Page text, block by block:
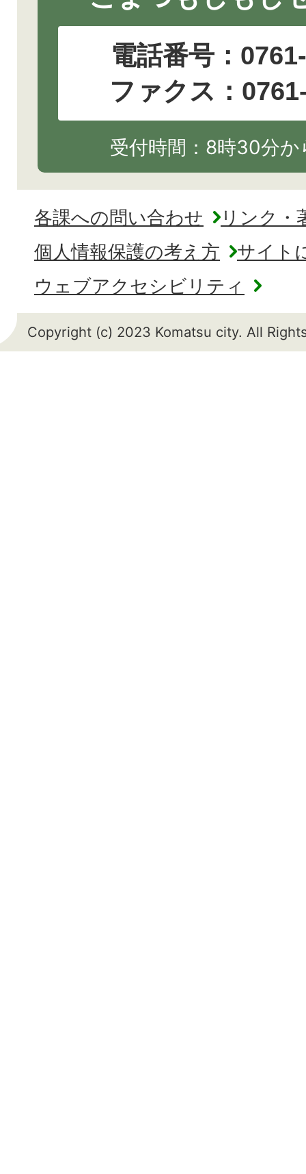
電話番号：
ファクス：
受付時間：8時30分
各課への問い合わせ
リンク・
個人情報保護の考え方
サイト
ウェブアクセシビリティ
Copyright (c) 2023 Komatsu city. All